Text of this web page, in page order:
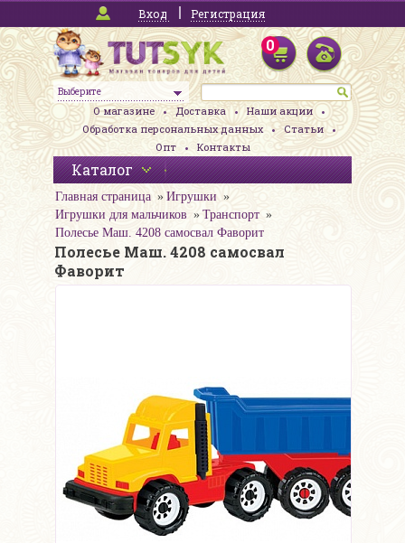
Вход Регистрация
Выберите
0
О магазине Доставка
Наши акции
Обработка персональных данных
Статьи
Опт
Контакты
Каталог
Главная страница
Игрушки
Игрушки для мальчиков
Транспорт
Полесье Маш. 4208 самосвал Фаворит
Полесье Маш. 4208 самосвал
Фаворит